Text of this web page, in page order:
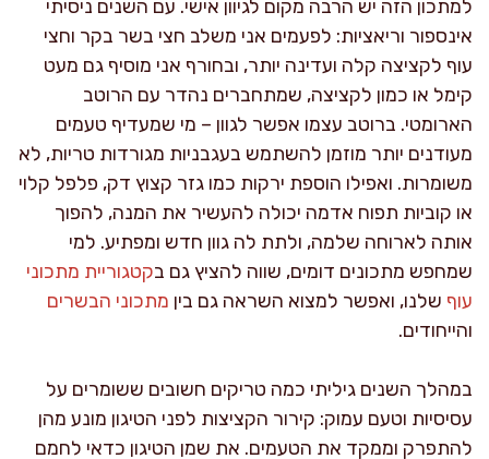
למתכון הזה יש הרבה מקום לגיוון אישי. עם השנים ניסיתי
אינספור וריאציות: לפעמים אני משלב חצי בשר בקר וחצי
עוף לקציצה קלה ועדינה יותר, ובחורף אני מוסיף גם מעט
קימל או כמון לקציצה, שמתחברים נהדר עם הרוטב
הארומטי. ברוטב עצמו אפשר לגוון – מי שמעדיף טעמים
מעודנים יותר מוזמן להשתמש בעגבניות מגורדות טריות, לא
משומרות. ואפילו הוספת ירקות כמו גזר קצוץ דק, פלפל קלוי
או קוביות תפוח אדמה יכולה להעשיר את המנה, להפוך
אותה לארוחה שלמה, ולתת לה גוון חדש ומפתיע. למי
שמחפש מתכונים דומים, שווה להציץ גם בקטגוריית מתכוני
עוף שלנו, ואפשר למצוא השראה גם בין מתכוני הבשרים
והייחודים.
במהלך השנים גיליתי כמה טריקים חשובים ששומרים על
עסיסיות וטעם עמוק: קירור הקציצות לפני הטיגון מונע מהן
להתפרק וממקד את הטעמים. את שמן הטיגון כדאי לחמם